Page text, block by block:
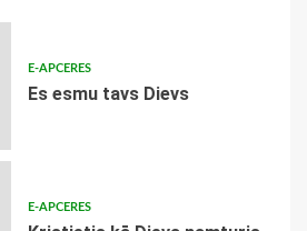
E-APCERES
Es esmu tavs Dievs
E-APCERES